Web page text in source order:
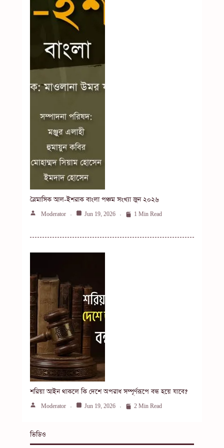
ত্রৈমাসিক আল-ইশরাক বাংলা পঞ্চম সংখ্যা জুন ২০২৬
Moderator Jun 19, 2026 1 Min Read
শরিয়া আইন থাকলে কি দেশে অপরাধ সম্পূর্ণরূপে বন্ধ হয়ে যাবে?
Moderator Jun 19, 2026 2 Min Read
ভিডিও